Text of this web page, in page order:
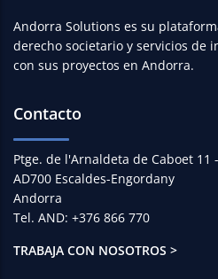
Andorra Solutions es su
derecho societario y servicios de
con sus proyectos en Andorra.
Contacto
Ptge. de l'Arnaldeta de Caboet 11
AD700 Escaldes-Engordany
Andorra
Tel. AND: +376 866 770
TRABAJA CON NOSOTROS >